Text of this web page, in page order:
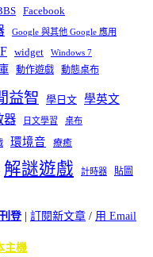
Facebook
Google 與其他 Google 應用
widget Windows 7
動作遊戲 動態桌布
益智 學日文 學英文
器 日文學習 桌布
環境音 療癒
解謎遊戲 計時器
貼圖
登| 訂閱新文章 / 用 Email
主機